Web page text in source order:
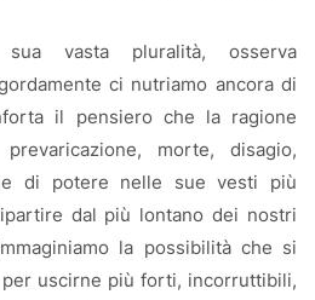
vasta pluralità, osserva
ci nutriamo ancora di
il pensiero che la ragione
morte, disagio,
di potere nelle sue vesti più
dal più lontano dei nostri
la possibilità che si
uscirne più forti, incorruttibili,